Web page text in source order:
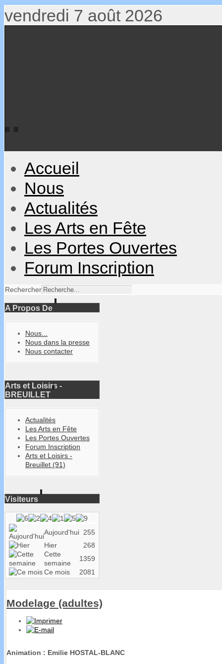
vendredi 7 août 2026
Accueil
Nous
Actualités
Les Arts en Fête
Les Portes Ouvertes
Forum Inscription
Rechercher
A Propos De
Nous...
Nous dans la presse
Nous contacter
Arts et Loisirs -
BREUILLET
Actualités
Les Arts en Fête
Les Portes Ouvertes
Forum Inscription
Arts et Loisirs -
Breuillet (91)
Visiteurs
Aujourd'hui 255
Hier
268
Cette
semaine
1359
Ce mois
2081
Modelage (adultes)
Animation : Emilie HOSTAL-BLANC